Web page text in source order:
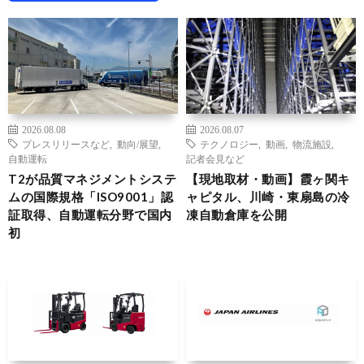
2026.08.08
プレスリリースなど
動向/展望
自動運転
T2が品質マネジメントシステ
ムの国際規格「ISO9001」認
証取得、自動運転分野で国内
初
2026.08.07
テクノロジー
動画 物流施設
記者会見など
【現地取材・動画】霞ヶ関キ
ャピタル、川崎・東扇島の冷
凍自動倉庫を公開